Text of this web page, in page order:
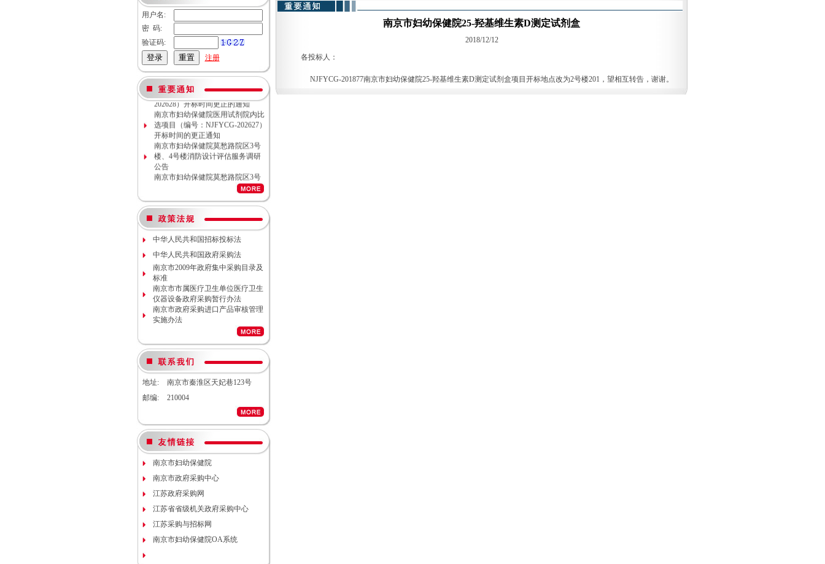
用户名:
密 码:
验证码:
注册
南京市妇幼保健院母乳库信息管理
系统院内比选项目（NJFYCG-
202628）开标时间更正的通知
南京市妇幼保健院医用试剂院内比
选项目（编号：NJFYCG-202627）
开标时间的更正通知
南京市妇幼保健院莫愁路院区3号
楼、4号楼消防设计评估服务调研
公告
南京市妇幼保健院莫愁路院区3号
楼、4号楼消防安全评估服务调研
南京市妇幼保健院丁家庄院区病理
科密集架项目现场勘察调研邀请
南京市妇幼保健院院内专项资金结
余情况专项审计服务调研公告
南京市妇幼保健院数字化血管造影
机维保项目（项目编号NJFYCG-
2026S10）更正公告
南京市妇幼保健院院内工程结算审
计服务调研公告
南京市妇幼保健院生命体征检测仪
项目（项目编号NJFYCG-
2026S08）更正公告
南京市妇幼保健院实验动物单元环
境维持与清洁消毒系统（小鼠笼
具）项目院内咨询讨论会
南京市妇幼保健院医用耗材
（NJFYCG-202611）院内比选项目
通知
片视频拍摄项目调研公告
南京市妇幼保健院双源CT、3.0T核
磁等设备维保服务院内咨询讨论会
南京市妇幼保健院护理部模型项目
说明
南京市妇幼保健院减压沸腾式清洗
机项目（编号：NJFYCG-
2025DS12）开标时间的更正通知
运营服务项目调研公告
关于南京市妇幼保健院病理科送第
比选项目的通知
南京市妇幼保健院运动测评工具
中华人民共和国招标投标法
中华人民共和国政府采购法
南京市2009年政府集中采购目录及
标准
南京市市属医疗卫生单位医疗卫生
仪器设备政府采购暂行办法
南京市政府采购进口产品审核管理
实施办法
地址:
南京市秦淮区天妃巷123号
邮编:
210004
南京市妇幼保健院
南京市政府采购中心
江苏政府采购网
江苏省省级机关政府采购中心
江苏采购与招标网
南京市妇幼保健院OA系统
南京市妇幼保健院25-羟基维生素D测定试剂盒
2018/12/12
各投标人：
NJFYCG-201877南京市妇幼保健院25-羟基维生素D测定试剂盒项目开标地点改为2号楼201，望相互转告，谢谢。